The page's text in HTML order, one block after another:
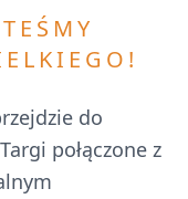
do
połączone z